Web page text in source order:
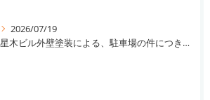
2026/07/19
星木ビル外壁塗装による、駐車場の件につきまして。